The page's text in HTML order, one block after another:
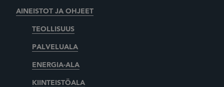
AINEISTOT JA OHJEET
TEOLLISUUS
PALVELUALA
ENERGIA-ALA
KIINTEISTÖALA